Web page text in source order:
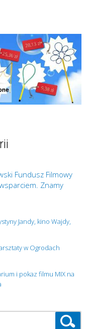
Fundusz Filmowy
Znamy
Jandy, kino Wajdy,
w Ogrodach
i pokaz filmu MIX na